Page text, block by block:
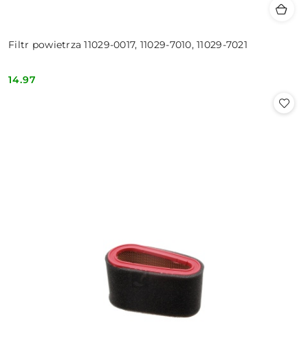
Filtr powietrza 11029-0017, 11029-7010, 11029-7021
Cena:
14.97